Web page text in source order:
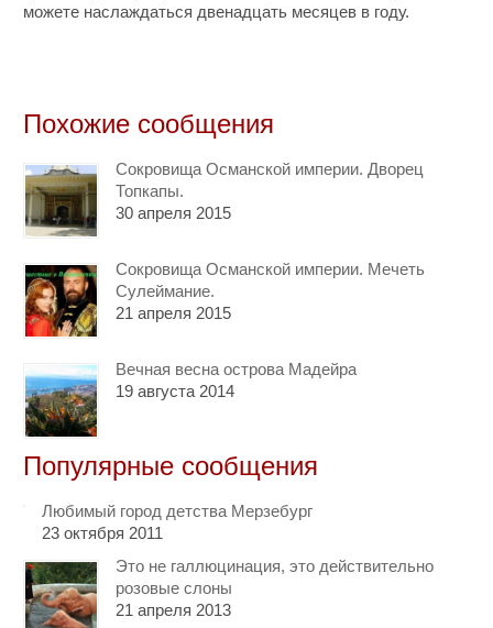
можете наслаждаться двенадцать месяцев в году.
Похожие сообщения
Сокровища Османской империи. Дворец
Топкапы.
30 апреля 2015
Сокровища Османской империи. Мечеть
Сулеймание.
21 апреля 2015
Вечная весна острова Мадейра
19 августа 2014
Популярные сообщения
Любимый город детства Мерзебург
23 октября 2011
Это не галлюцинация, это действительно
розовые слоны
21 апреля 2013